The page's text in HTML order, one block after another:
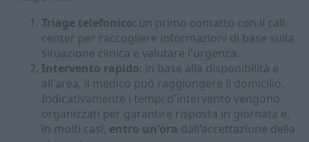
Triage telefonico: un primo contatto con il call
center per raccogliere informazioni di base sulla
situazione clinica e valutare l'urgenza.
Intervento rapido: in base alla disponibilità e
all'area, il medico può raggiungere il domicilio.
Indicativamente i tempi d'intervento vengono
organizzati per garantire risposta in giornata e,
in molti casi, entro un'ora dall'accettazione della